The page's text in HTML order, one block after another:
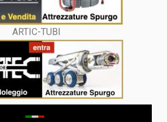
ARTIC-TUBI